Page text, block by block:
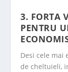
3. FORTA
PENTRU
Desi cele mai
de cheltuieli,